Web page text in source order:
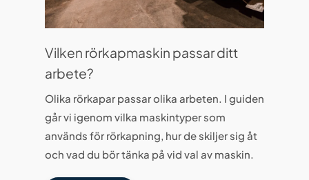
Vilken rörkapmaskin passar ditt
arbete?
Olika rörkapar passar olika arbeten. I guiden
går vi igenom vilka maskintyper som
används för rörkapning, hur de skiljer sig åt
och vad du bör tänka på vid val av maskin.